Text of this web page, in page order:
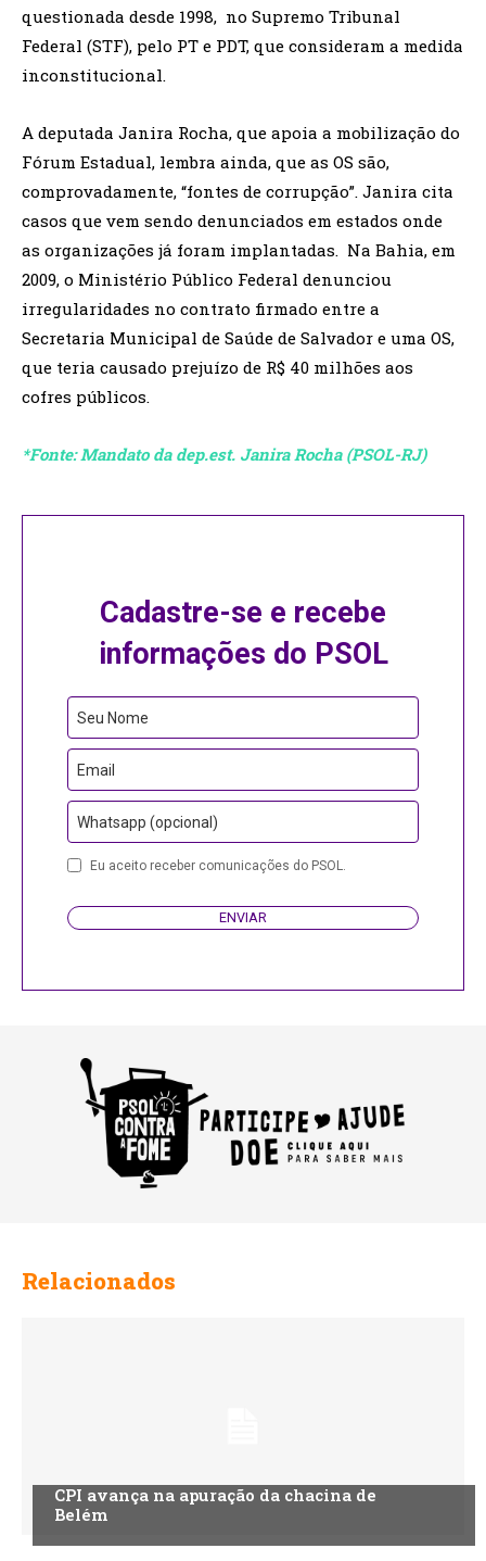
questionada desde 1998, no Supremo Tribunal
Federal (STF), pelo PT e PDT, que consideram a medida
inconstitucional.
A deputada Janira Rocha, que apoia a mobilização do
Fórum Estadual, lembra ainda, que as OS são,
comprovadamente, “fontes de corrupção”. Janira cita
casos que vem sendo denunciados em estados onde
as organizações já foram implantadas. Na Bahia, em
2009, o Ministério Público Federal denunciou
irregularidades no contrato firmado entre a
Secretaria Municipal de Saúde de Salvador e uma OS,
que teria causado prejuízo de R$ 40 milhões aos
cofres públicos.
*Fonte: Mandato da dep.est. Janira Rocha (PSOL-RJ)
Cadastre-se e recebe
informações do PSOL
Business
Email
Seu Nome
Email
Whatsapp (opcional)
Eu aceito receber comunicações do PSOL.
ENVIAR
Relacionados
CPI avança na apuração da chacina de
Belém